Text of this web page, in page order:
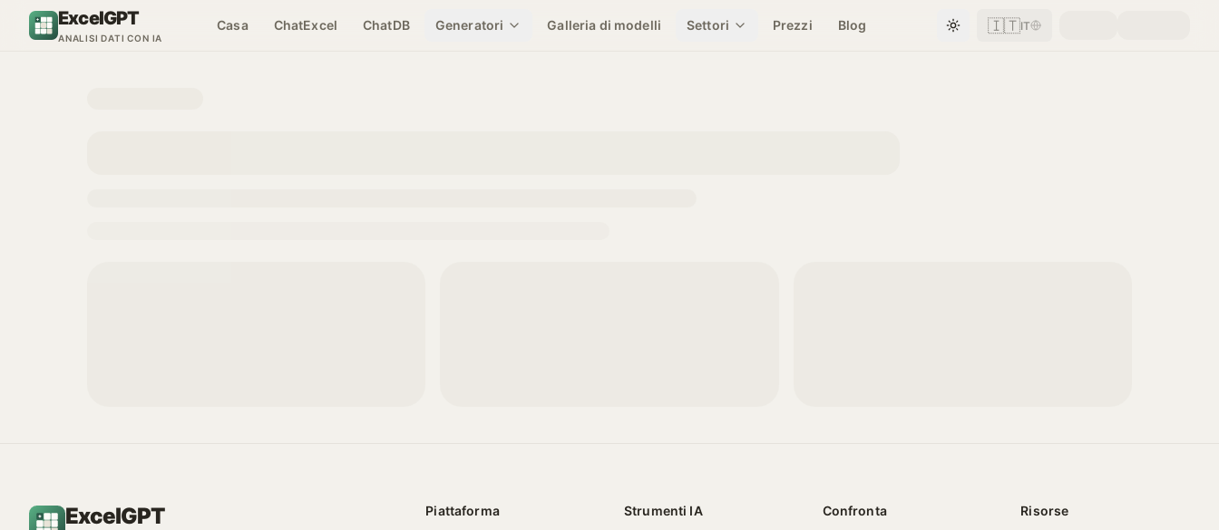
Vai al contenuto
ExcelGPT
ANALISI DATI CON IA
Casa ChatExcel ChatDB Generatori Galleria di modelli Settori Prezzi Blog 🇮🇹IT
ExcelGPT Piattaforma Strumenti IA Confronta Risorse